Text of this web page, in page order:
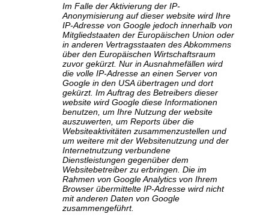
Im Falle der Aktivierung der IP-
Anonymisierung auf dieser website wird Ihre
IP-Adresse von Google jedoch innerhalb von
Mitgliedstaaten der Europäischen Union oder
in anderen Vertragsstaaten des Abkommens
über den Europäischen Wirtschaftsraum
zuvor gekürzt. Nur in Ausnahmefällen wird
die volle IP-Adresse an einen Server von
Google in den USA übertragen und dort
gekürzt. Im Auftrag des Betreibers dieser
website wird Google diese Informationen
benutzen, um Ihre Nutzung der website
auszuwerten, um Reports über die
Websiteaktivitäten zusammenzustellen und
um weitere mit der Websitenutzung und der
Internetnutzung verbundene
Dienstleistungen gegenüber dem
Websitebetreiber zu erbringen. Die im
Rahmen von Google Analytics von Ihrem
Browser übermittelte IP-Adresse wird nicht
mit anderen Daten von Google
zusammengeführt.